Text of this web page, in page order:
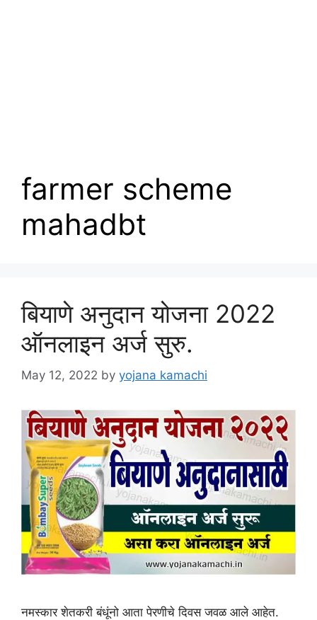
farmer scheme
mahadbt
बियाणे अनुदान योजना 2022
ऑनलाइन अर्ज सुरु.
May 12, 2022 by yojana kamachi
नमस्कार शेतकरी बंधूंनो आता पेरणीचे दिवस जवळ आले आहेत.